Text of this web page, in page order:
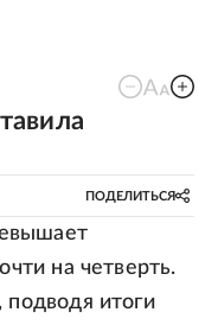
ПОДЕЛИТЬСЯ
на четверть.
итоги